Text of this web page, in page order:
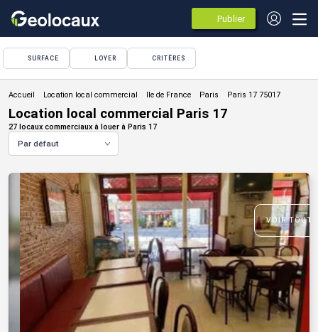
Publier
des
annonces
SURFACE LOYER CRITÈRES
Location local commercial
Location local commercial Paris 17
27 locaux commerciaux à louer à Paris 17
Par défaut
VOIR